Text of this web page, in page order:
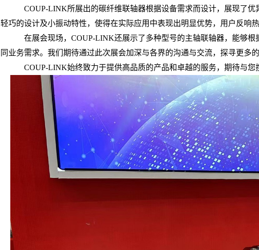
COUP-LINK所展出的碳纤维联轴器根据设备需求而设计，展现了
轻巧的设计及小振动特性，使得在实际应用中表现出明显优势，用户反响热
在展会现场， COUP-LINK还展示了多种型号的主轴联轴器，能够
同业务需求。我们期待通过此次展会加深与各界的沟通与交流，探寻更多
COUP-LINK始终致力于提供高品质的产品和卓越的服务，期待与您